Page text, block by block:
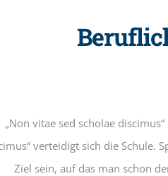
„Non vitae sed scholae
verteidigt sich die Schule.
Ziel sein, auf das man schon